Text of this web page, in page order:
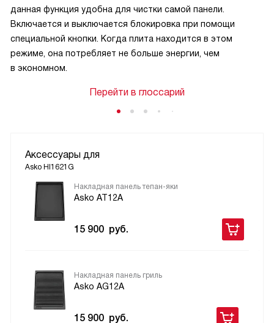
данная функция удобна для чистки самой панели.
Включается и выключается блокировка при помощи
специальной кнопки. Когда плита находится в этом
режиме, она потребляет не больше энергии, чем
в экономном.
Перейти в глоссарий
Аксессуары для
Asko HI1621G
Накладная панель тепан-яки
Asko AT12A
15 900 руб.
Накладная панель гриль
Asko AG12A
15 900 руб.